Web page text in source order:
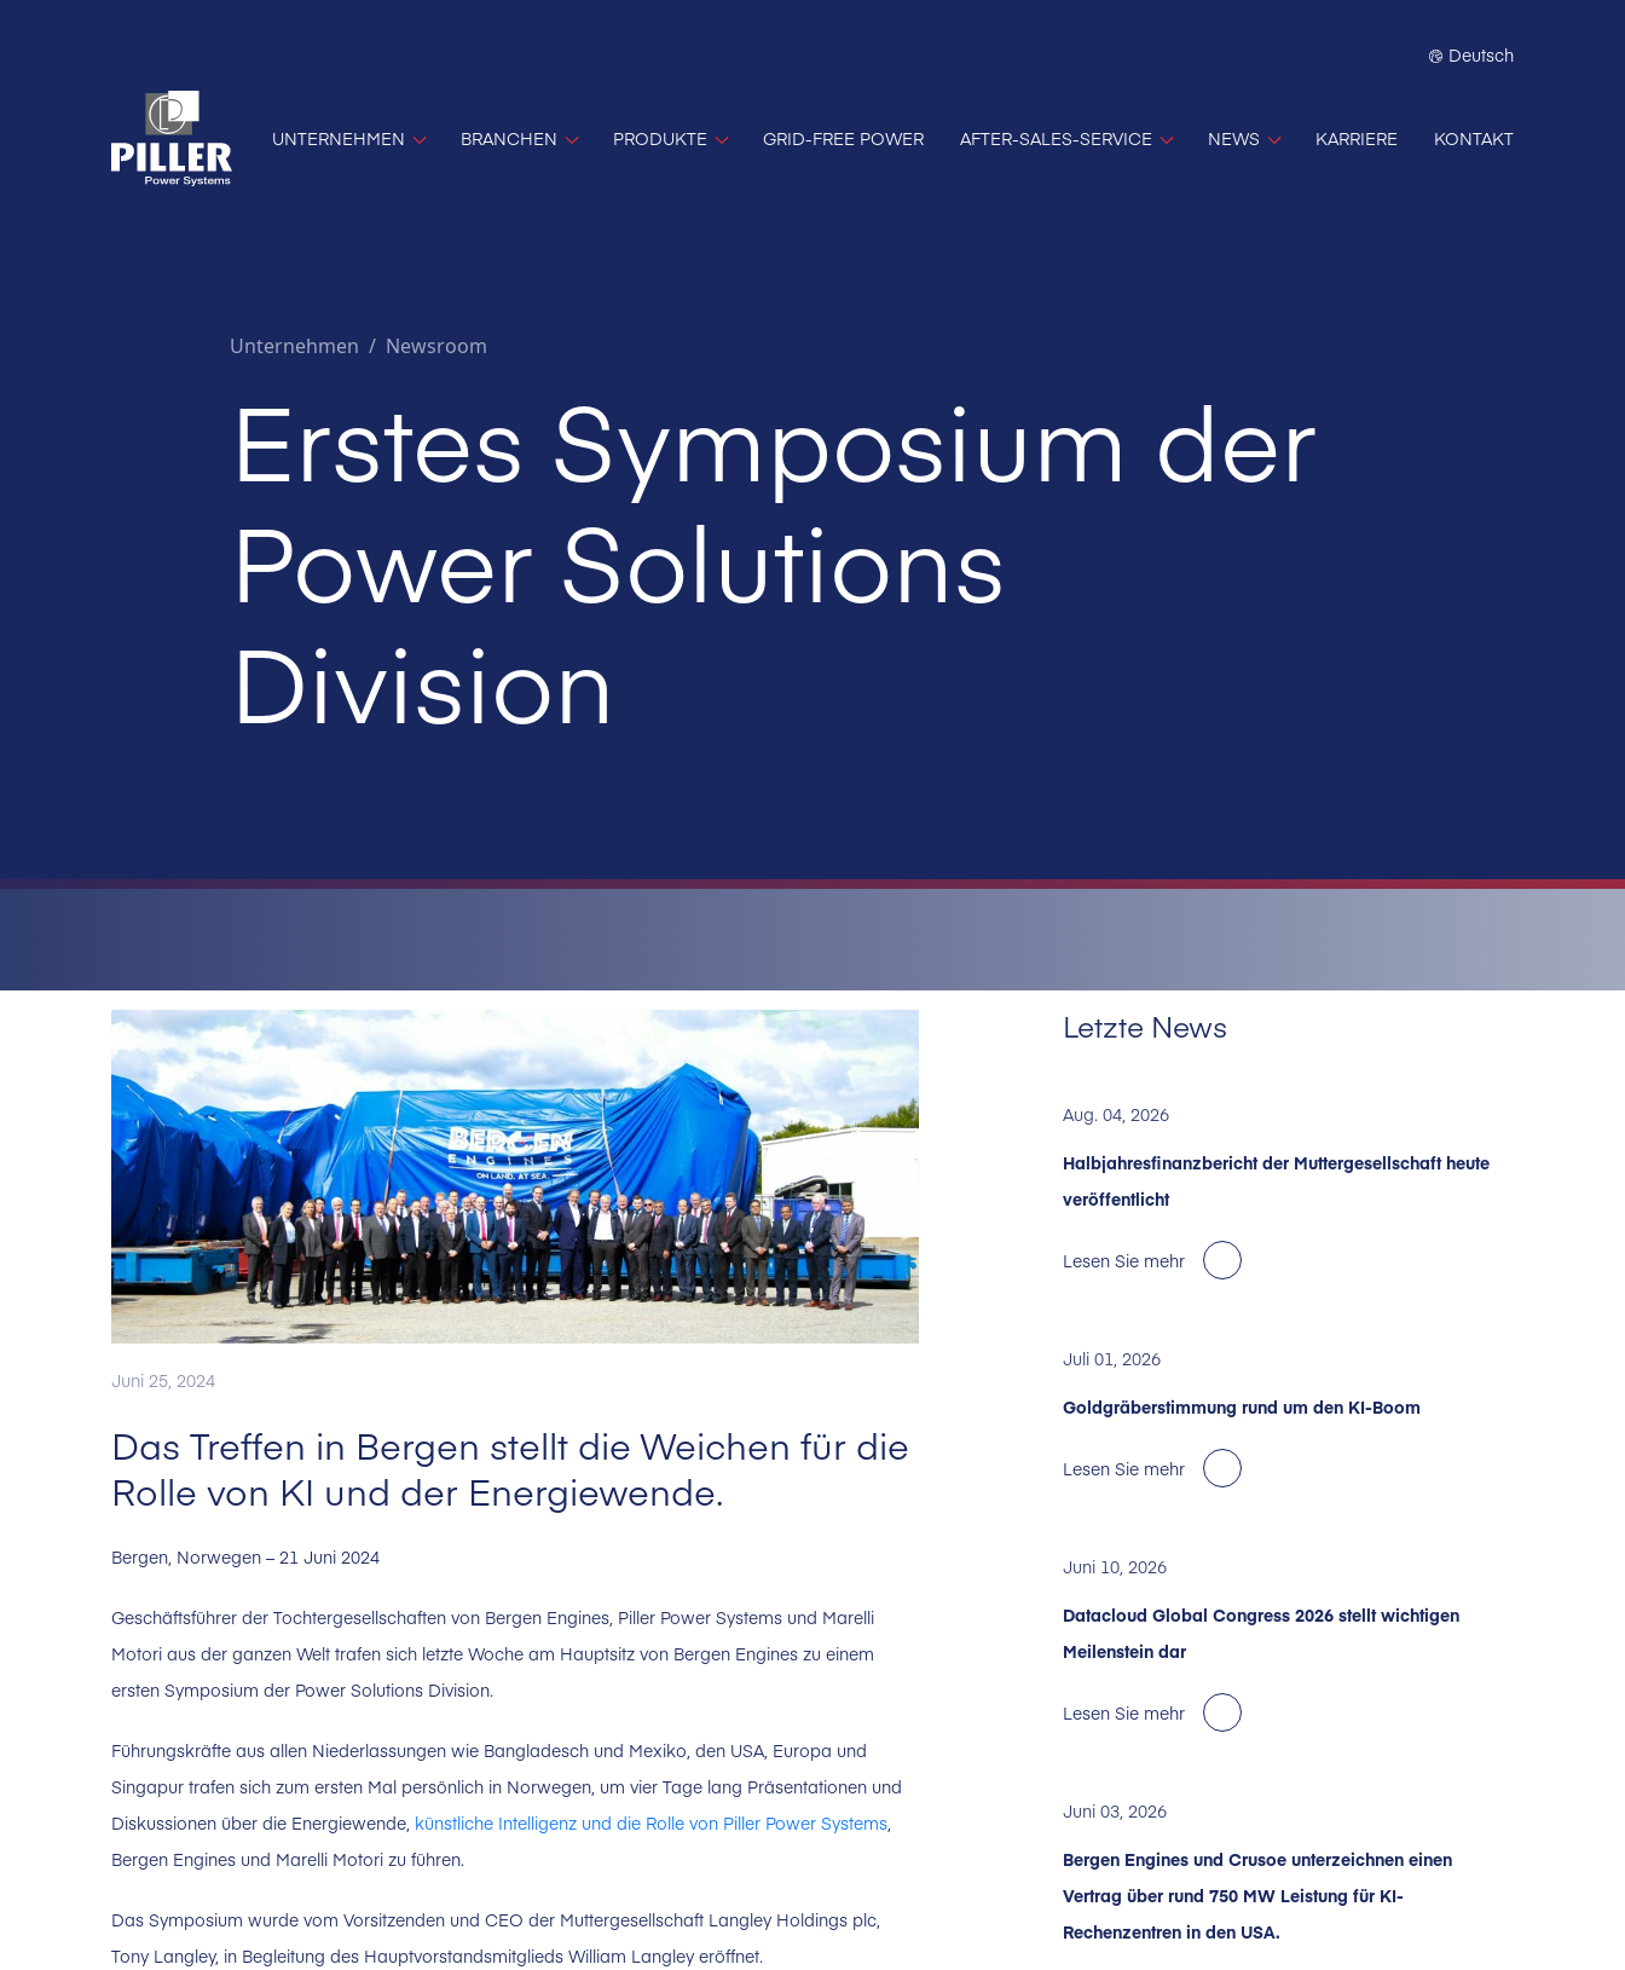
Deutsch
UNTERNEHMEN BRANCHEN PRODUKTE GRID-FREE POWER AFTER-SALES-SERVICE NEWS KARRIERE KONTAKT
Unternehmen / Newsroom
Erstes Symposium der
Power Solutions
Division
Juni 25, 2024
Das Treffen in Bergen stellt die Weichen für die
Rolle von KI und der Energiewende.
Bergen, Norwegen – 21 Juni 2024
Geschäftsführer der Tochtergesellschaften von Bergen Engines, Piller Power Systems und Marelli
Motori aus der ganzen Welt trafen sich letzte Woche am Hauptsitz von Bergen Engines zu einem
ersten Symposium der Power Solutions Division.
Führungskräfte aus allen Niederlassungen wie Bangladesch und Mexiko, den USA, Europa und
Singapur trafen sich zum ersten Mal persönlich in Norwegen, um vier Tage lang Präsentationen und
Diskussionen über die Energiewende, künstliche Intelligenz und die Rolle von Piller Power Systems
Bergen Engines und Marelli Motori zu führen.
Das Symposium wurde vom Vorsitzenden und CEO der Muttergesellschaft Langley Holdings plc,
Tony Langley, in Begleitung des Hauptvorstandsmitglieds William Langley eröffnet.
Letzte News
Aug. 04, 2026
Halbjahresfinanzbericht der Muttergesellschaft heute
veröffentlicht
Lesen Sie mehr
Juli 01, 2026
Goldgräberstimmung rund um den KI-Boom
Lesen Sie mehr
Juni 10, 2026
Datacloud Global Congress 2026 stellt wichtigen
Meilenstein dar
Lesen Sie mehr
Juni 03, 2026
Bergen Engines und Crusoe unterzeichnen einen
Vertrag über rund 750 MW Leistung für KI-
Rechenzentren in den USA.